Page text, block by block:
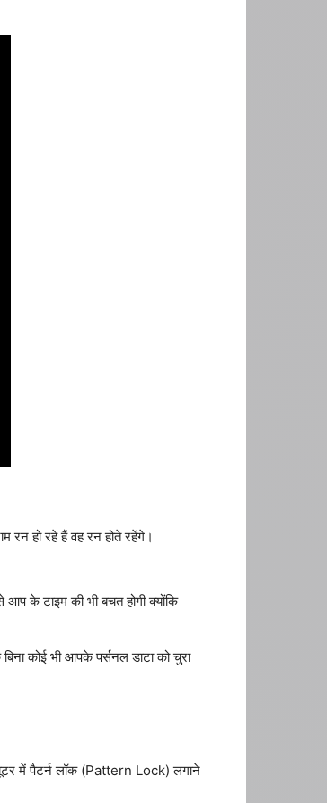
हो रहे हैं वह रन होते रहेंगे।
के टाइम की भी बचत होगी क्योंकि
कोई भी आपके पर्सनल डाटा को चुरा
में पैटर्न लॉक (Pattern Lock) लगाने